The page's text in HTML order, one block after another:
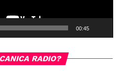
00:45
RADIO?